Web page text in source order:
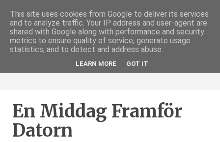
En Middag Framför
Datorn
This site uses cookies from Google to deliver its services
and to analyze traffic. Your IP address and user-agent are
shared with Google along with performance and security
metrics to ensure quality of service, generate usage
statistics, and to detect and address abuse.
LEARN MORE GOT IT